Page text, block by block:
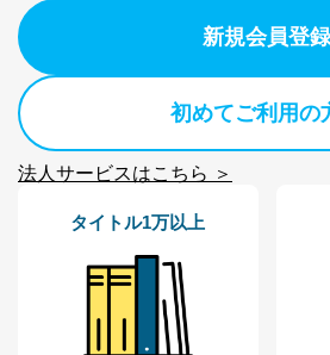
ｅメール等に
ス、キャンペ
採用選考、ご
5
人情報
パートナー（提携
により当社の
定期購読サービス
等をご利用の方の
購入商品配送
た商品の発売
サービス、キ
に関するご案
当社のサービ
よびその分析
新規会員登録
初めてご利用の
法人サービスはこちら ＞
タイトル1万以上